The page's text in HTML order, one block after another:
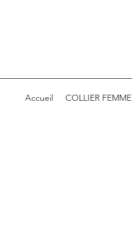
Accueil COLLIER FEMME